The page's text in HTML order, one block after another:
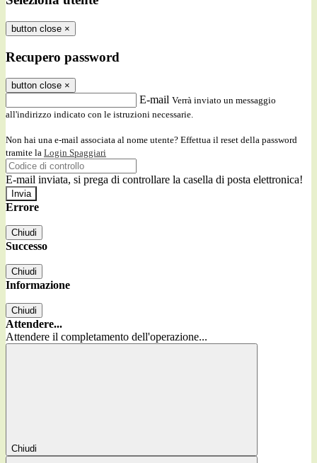
button close ×
Recupero password
button close ×
E-mail Verrà inviato un messaggio
all'indirizzo indicato con le istruzioni necessarie.
Non hai una e-mail associata al nome utente? Effettua il reset della password
tramite la Login Spaggiari
E-mail inviata, si prega di controllare la casella di posta elettronica!
Errore
Chiudi
Successo
Chiudi
Informazione
Chiudi
Attendere...
Attendere il completamento dell'operazione...
Chiudi